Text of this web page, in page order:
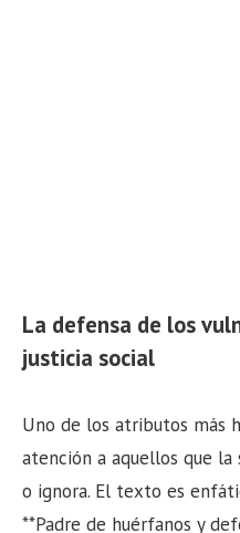
La defensa de los
justicia social
Uno de los atributos más
atención a aquellos que la
o ignora. El texto es
**Padre de huérfanos y